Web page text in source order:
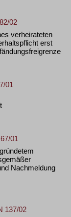
02
verheirateten
erst
01
01
Nachmeldung
137/02